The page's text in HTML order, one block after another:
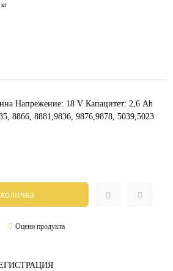
кг
Напрежение: 18 V Капацитет: 2,6 Ah
8866, 8881,9836, 9876,9878, 5039,5023
Оцени продукта